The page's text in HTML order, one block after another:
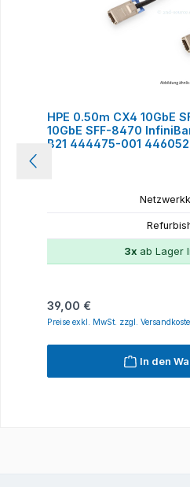
HPE 0.50m CX4 10GbE
10GbE SFF-8470
B21 444475-001
3xab Lager
Regulärer Preis:
39,00 €
Preise exkl. MwSt. zzgl.
In den